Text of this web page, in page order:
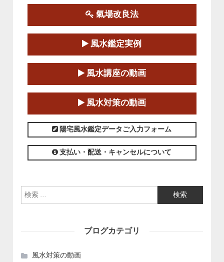
第１８期立命塾『実践的易学講座』
2025-06-21～2025-08-24
この講座の募集は終了しました。
第１８期立命塾「実践的四柱立命学（四
柱推命学）講座」
2025-01-11～2025-05-11
この講座の募集は終了しました。
氣場改良法
風水鑑定実例
風水講座の動画
風水対策の動画
陽宅風水鑑定データご入力フォーム
支払い・配送・キャンセルについて
検索:
ブログカテゴリ
風水対策の動画